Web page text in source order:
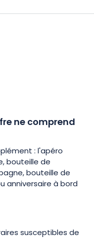
anniversaire ou toute
offres festives pour
de votre prochaine
!
ne comprend
: l'apéro
bouteille de
bouteille de
anniversaire à bord
susceptibles de